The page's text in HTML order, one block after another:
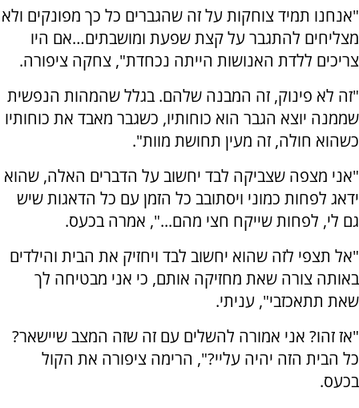
"אנחנו תמיד צוחקות על זה שהגברים כל כך מפונקים ולא
מצליחים להתגבר על קצת שפעת ומושבתים…אם היו
צריכים ללדת האנושות הייתה נכחדת", צחקה ציפורה.
"זה לא פינוק, זה המבנה שלהם. בגלל שהמהות הנפשית
שממנה יוצא הגבר הוא כוחותיו, כשגבר מאבד את כוחותיו
כשהוא חולה, זה מעין תחושת מוות".
"אני מצפה שצביקה לבד יחשוב על הדברים האלה, שהוא
ידאג לפחות כמוני ויסתובב כל הזמן עם כל הדאגות שיש
גם לי, לפחות שייקח חצי מהם...", אמרה בכעס.
"אל תצפי לזה שהוא יחשוב לבד ויחזיק את הבית והילדים
באותה צורה שאת מחזיקה אותם, כי אני מבטיחה לך
שאת תתאכזבי", עניתי.
"אז זהו? אני אמורה להשלים עם זה שזה המצב שיישאר?
כל הבית הזה יהיה עליי?", הרימה ציפורה את הקול
בכעס.